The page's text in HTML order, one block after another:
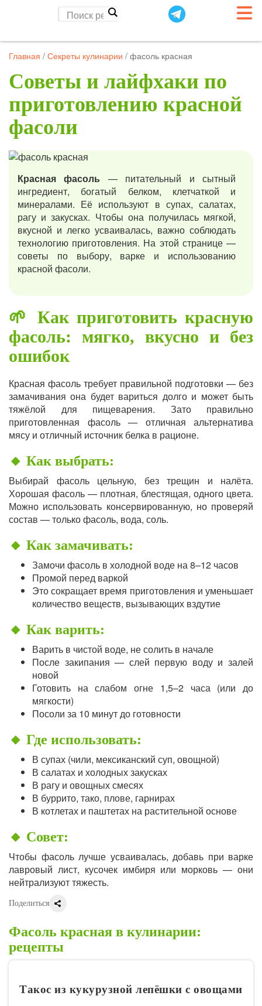
Главная / Секреты кулинарии / фасоль красная
Советы и лайфхаки по
приготовлению красной
фасоли
Красная фасоль — питательный и сытный
ингредиент, богатый белком, клетчаткой и
минералами. Её используют в супах, салатах,
рагу и закусках. Чтобы она получилась мягкой,
вкусной и легко усваивалась, важно соблюдать
технологию приготовления. На этой странице —
советы по выбору, варке и использованию
красной фасоли.
🌱 Как приготовить красную
фасоль: мягко, вкусно и без
ошибок
Красная фасоль требует правильной подготовки — без
замачивания она будет вариться долго и может быть
тяжёлой для пищеварения. Зато правильно
приготовленная фасоль — отличная альтернатива
мясу и отличный источник белка в рационе.
🔸 Как выбрать:
Выбирай фасоль цельную, без трещин и налёта.
Хорошая фасоль — плотная, блестящая, одного цвета.
Можно использовать консервированную, но проверяй
состав — только фасоль, вода, соль.
🔸 Как замачивать:
Замочи фасоль в холодной воде на 8–12 часов
Промой перед варкой
Это сокращает время приготовления и уменьшает
количество веществ, вызывающих вздутие
🔸 Как варить:
Варить в чистой воде, не солить в начале
После закипания — слей первую воду и залей
новой
Готовить на слабом огне 1,5–2 часа (или до
мягкости)
Посоли за 10 минут до готовности
🔸 Где использовать:
В супах (чили, мексиканский суп, овощной)
В салатах и холодных закусках
В рагу и овощных смесях
В буррито, тако, плове, гарнирах
В котлетах и паштетах на растительной основе
🔸 Совет:
Чтобы фасоль лучше усваивалась, добавь при варке
лавровый лист, кусочек имбиря или морковь — они
нейтрализуют тяжесть.
Поделиться
Фасоль красная в кулинарии:
рецепты
Такос из кукурузной лепёшки с овощами